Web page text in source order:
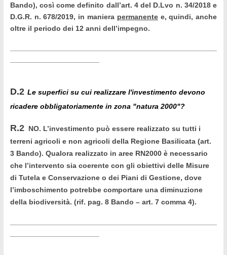
Bando), così come definito dall’art. 4 del D.Lvo n. 34/2018 e
D.G.R. n. 678/2019, in maniera permanentee, quindi, anche
oltre il periodo dei 12 anni dell’impegno.
D.2 Le superfici su cui realizzare l'investimento devono
ricadere obbligatoriamente in zona "natura 2000"?
R.2 NO. L’investimento può essere realizzato su tutti i
terreni agricoli e non agricoli della Regione Basilicata (art.
3 Bando). Qualora realizzato in aree RN2000 è necessario
che l’intervento sia coerente con gli obiettivi delle Misure
di Tutela e Conservazione o dei Piani di Gestione, dove
l’imboschimento potrebbe comportare una diminuzione
della biodiversità. (rif. pag. 8 Bando – art. 7 comma 4).